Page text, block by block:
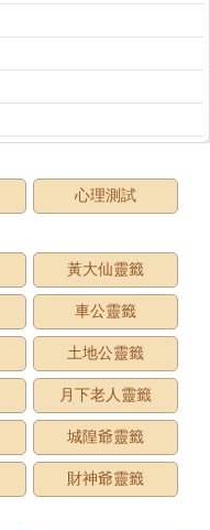
心理測試
黃大仙靈籤
車公靈籤
土地公靈籤
月下老人靈籤
城隍爺靈籤
財神爺靈籤